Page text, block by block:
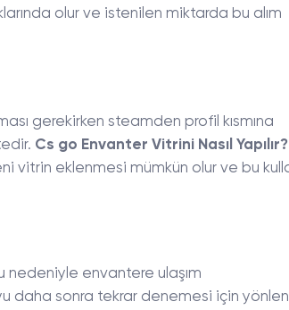
olur ve istenilen miktarda bu alım
gerekirken steamden profil kısmına
Cs go Envanter Vitrini Nasıl Yapılır?
vitrin eklenmesi mümkün olur ve bu
nedeniyle envantere ulaşım
daha sonra tekrar denemesi için